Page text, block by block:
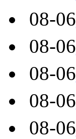
08-06
08-06
08-06
08-06
08-06